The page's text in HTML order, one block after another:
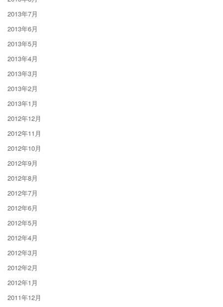
2013年7月
2013年6月
2013年5月
2013年4月
2013年3月
2013年2月
2013年1月
2012年12月
2012年11月
2012年10月
2012年9月
2012年8月
2012年7月
2012年6月
2012年5月
2012年4月
2012年3月
2012年2月
2012年1月
2011年12月